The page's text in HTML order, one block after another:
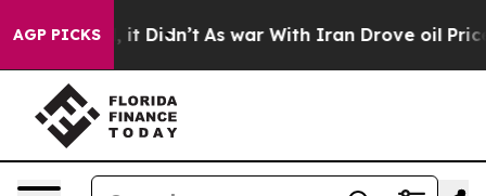
AGP PICKS
Well, it Didn’t As war With Iran Drove oil Prices